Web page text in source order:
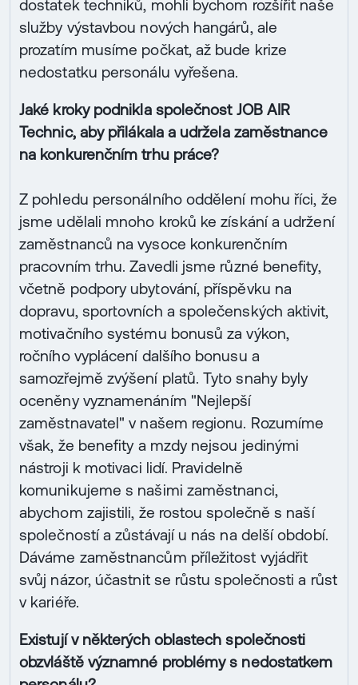
dostatek techniků, mohli bychom rozšířit naše
služby výstavbou nových hangárů, ale
prozatím musíme počkat, až bude krize
nedostatku personálu vyřešena.
Jaké kroky podnikla společnost JOB AIR
Technic, aby přilákala a udržela zaměstnance
na konkurenčním trhu práce?
Z pohledu personálního oddělení mohu říci, že
jsme udělali mnoho kroků ke získání a udržení
zaměstnanců na vysoce konkurenčním
pracovním trhu. Zavedli jsme různé benefity,
včetně podpory ubytování, příspěvku na
dopravu, sportovních a společenských aktivit,
motivačního systému bonusů za výkon,
ročního vyplácení dalšího bonusu a
samozřejmě zvýšení platů. Tyto snahy byly
oceněny vyznamenáním "Nejlepší
zaměstnavatel" v našem regionu. Rozumíme
však, že benefity a mzdy nejsou jedinými
nástroji k motivaci lidí. Pravidelně
komunikujeme s našimi zaměstnanci,
abychom zajistili, že rostou společně s naší
společností a zůstávají u nás na delší období.
Dáváme zaměstnancům příležitost vyjádřit
svůj názor, účastnit se růstu společnosti a růst
v kariéře.
Existují v některých oblastech společnosti
obzvláště významné problémy s nedostatkem